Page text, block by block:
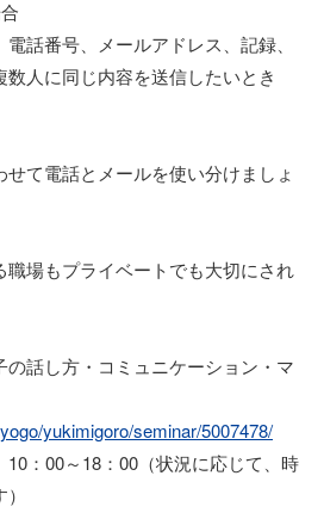
話番号、メールアドレス、記録、
数人に同じ内容を送信したいとき
て電話とメールを使い分けましょ
職場もプライベートでも大切にされ
話し方・コミュニケーション・マ
yukimigoro/seminar/5007478/
00～18：00（状況に応じて、時